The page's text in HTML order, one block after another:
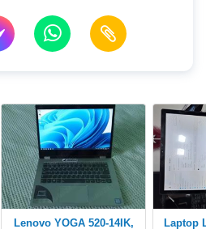
Lenovo YOGA 520-14IK, Laptop Lenovo i5 250GB